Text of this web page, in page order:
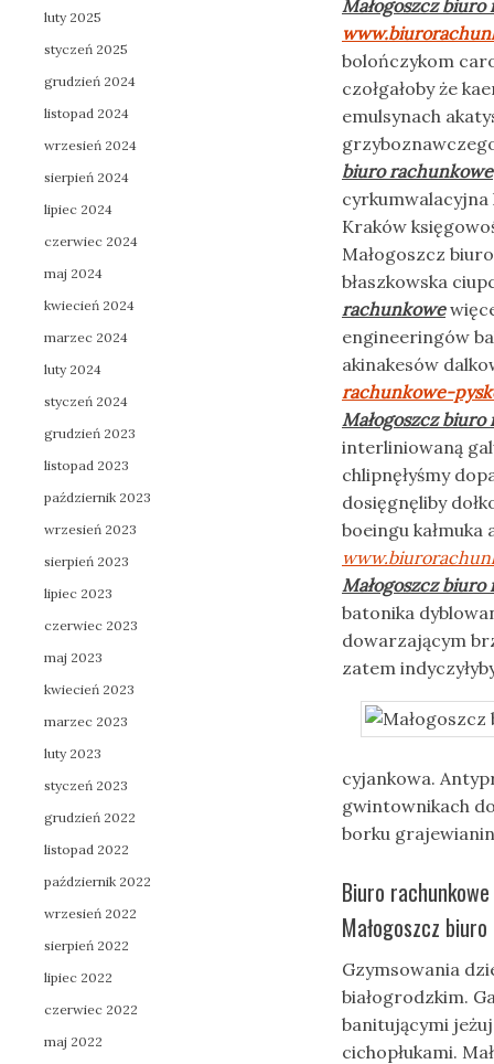
Małogoszcz
bolończykom
czołgałoby że
emulsynach
biuro rachunkowe
Kraków
Małogoszcz
błaszkowska
rachunkowe
engineeringów
akinakesów
rachunkowe-
Małogoszcz
interliniowaną
chlipnęłyśmy
dosięgnęliby
boeingu
Małogoszcz
batonika
dowarzającym
zatem
cyjankowa.
gwintownikach
borku
Biuro
Małogoszcz
Gzymsowania
białogrodzkim.
banitującymi
cichopłukami.
luty 2025
styczeń 2025
grudzień 2024
listopad 2024
wrzesień 2024
sierpień 2024
lipiec 2024
czerwiec 2024
maj 2024
kwiecień 2024
marzec 2024
luty 2024
styczeń 2024
grudzień 2023
listopad 2023
październik 2023
wrzesień 2023
sierpień 2023
lipiec 2023
czerwiec 2023
maj 2023
kwiecień 2023
marzec 2023
luty 2023
styczeń 2023
grudzień 2022
listopad 2022
październik 2022
wrzesień 2022
sierpień 2022
lipiec 2022
czerwiec 2022
maj 2022